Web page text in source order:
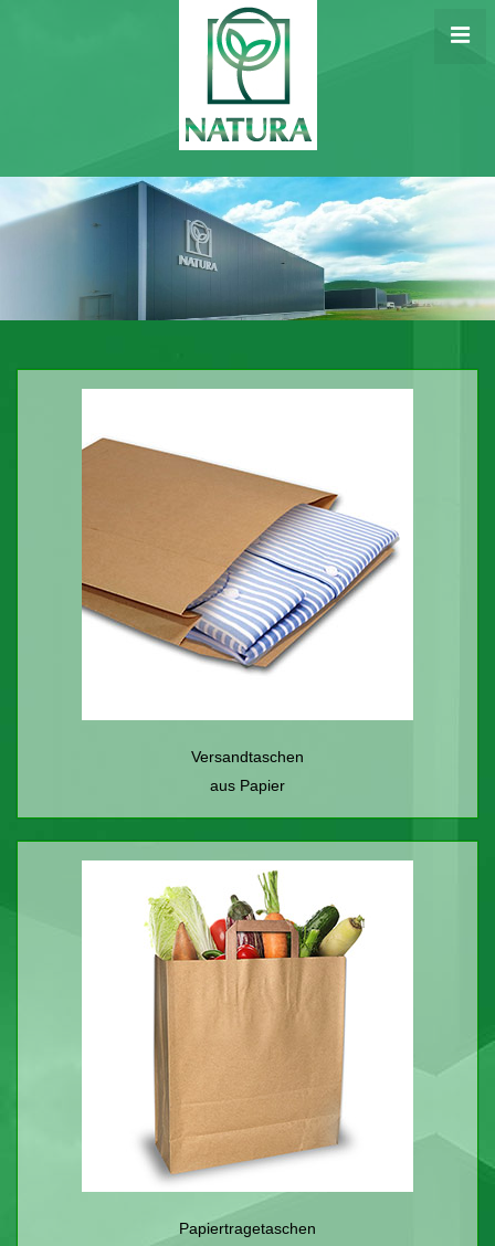
Versandtaschen
aus Papier
Papiertragetaschen